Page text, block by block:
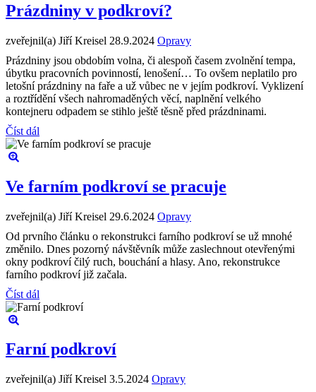
Prázdniny v podkroví?
zveřejnil(a) Jiří Kreisel 28.9.2024 Opravy
Prázdniny jsou obdobím volna, či alespoň časem zvolnění tempa,
úbytku pracovních povinností, lenošení… To ovšem neplatilo pro
letošní prázdniny na faře a už vůbec ne v jejím podkroví. Vyklizení
a roztřídění všech nahromaděných věcí, naplnění velkého
kontejneru odpadem se stihlo ještě těsně před prázdninami.
Číst dál
Ve farním podkroví se pracuje
zveřejnil(a) Jiří Kreisel 29.6.2024 Opravy
Od prvního článku o rekonstrukci farního podkroví se už mnohé
změnilo. Dnes pozorný návštěvník může zaslechnout otevřenými
okny podkroví čilý ruch, bouchání a hlasy. Ano, rekonstrukce
farního podkroví již začala.
Číst dál
Farní podkroví
zveřejnil(a) Jiří Kreisel 3.5.2024 Opravy